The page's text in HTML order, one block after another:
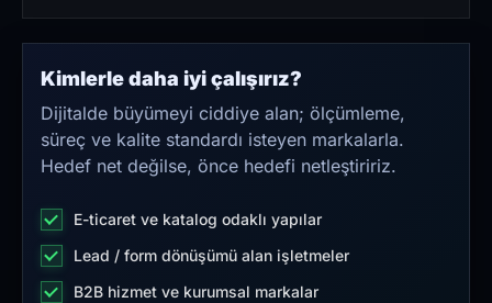
Kimlerle daha iyi çalışırız?
Dijitalde büyümeyi ciddiye alan; ölçümleme,
süreç ve kalite standardı isteyen markalarla.
Hedef net değilse, önce hedefi netleştiririz.
E-ticaret ve katalog odaklı yapılar
Lead / form dönüşümü alan işletmeler
B2B hizmet ve kurumsal markalar